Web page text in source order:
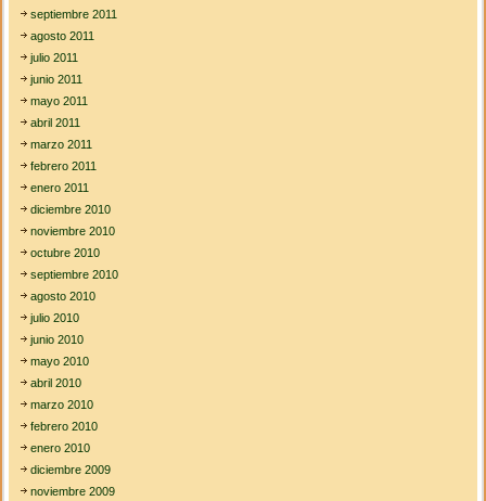
septiembre 2011
agosto 2011
julio 2011
junio 2011
mayo 2011
abril 2011
marzo 2011
febrero 2011
enero 2011
diciembre 2010
noviembre 2010
octubre 2010
septiembre 2010
agosto 2010
julio 2010
junio 2010
mayo 2010
abril 2010
marzo 2010
febrero 2010
enero 2010
diciembre 2009
noviembre 2009